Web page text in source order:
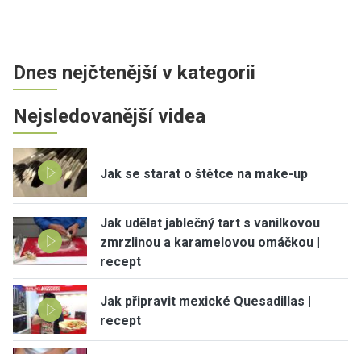
Dnes nejčtenější v kategorii
Nejsledovanější videa
Jak se starat o štětce na make-up
Jak udělat jablečný tart s vanilkovou
zmrzlinou a karamelovou omáčkou |
recept
Jak připravit mexické Quesadillas |
recept